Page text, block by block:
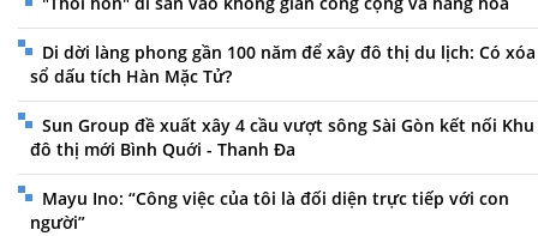
Di dời làng phong gần 100 năm để xây đô thị du lịch: Có xóa
sổ dấu tích Hàn Mặc Tử?
Sun Group đề xuất xây 4 cầu vượt sông Sài Gòn kết nối Khu
đô thị mới Bình Quới - Thanh Đa
Mayu Ino: “Công việc của tôi là đối diện trực tiếp với con
người”